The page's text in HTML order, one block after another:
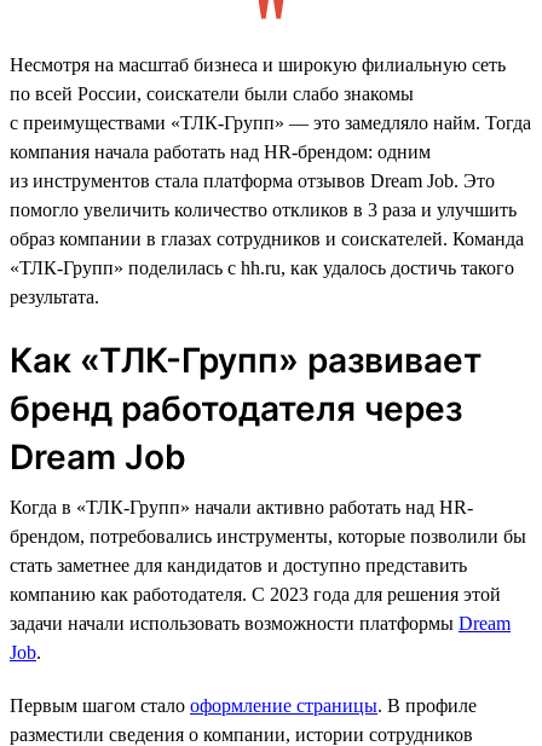
Несмотря на масштаб бизнеса и широкую филиальную сеть
по всей России, соискатели были слабо знакомы
с преимуществами «ТЛК-Групп» — это замедляло найм. Тогда
компания начала работать над HR-брендом: одним
из инструментов стала платформа отзывов Dream Job. Это
помогло увеличить количество откликов в 3 раза и улучшить
образ компании в глазах сотрудников и соискателей. Команда
«ТЛК-Групп» поделилась с hh.ru, как удалось достичь такого
результата.
Как «ТЛК-Групп» развивает
бренд работодателя через
Dream Job
Когда в «ТЛК-Групп» начали активно работать над HR-
брендом, потребовались инструменты, которые позволили бы
стать заметнее для кандидатов и доступно представить
компанию как работодателя. С 2023 года для решения этой
задачи начали использовать возможности платформы Dream
Job.
Первым шагом стало оформление страницы. В профиле
разместили сведения о компании, истории сотрудников